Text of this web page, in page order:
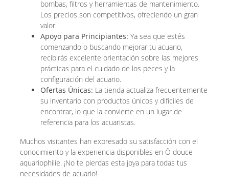
bombas, filtros y herramientas de mantenimiento.
Los precios son competitivos, ofreciendo un gran
valor.
Apoyo para Principiantes: Ya sea que estés
comenzando o buscando mejorar tu acuario,
recibirás excelente orientación sobre las mejores
prácticas para el cuidado de los peces y la
configuración del acuario.
Ofertas Únicas: La tienda actualiza frecuentemente
su inventario con productos únicos y difíciles de
encontrar, lo que la convierte en un lugar de
referencia para los acuaristas.
Muchos visitantes han expresado su satisfacción con el
conocimiento y la experiencia disponibles en Ô douce
aquariophilie. ¡No te pierdas esta joya para todas tus
necesidades de acuario!